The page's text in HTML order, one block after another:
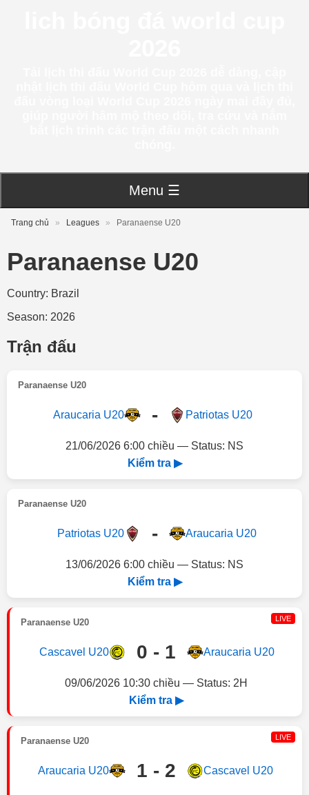
Menu ☰
Trang chủ » Leagues » Paranaense U20
Paranaense U20
Country: Brazil
Season: 2026
Trận đấu
Paranaense U20
Araucaria U20 - Patriotas U20
21/06/2026 6:00 chiều — Status: NS
Kiểm tra ▶
Paranaense U20
Patriotas U20 - Araucaria U20
13/06/2026 6:00 chiều — Status: NS
Kiểm tra ▶
Paranaense U20 LIVE
Cascavel U20 0 - 1 Araucaria U20
09/06/2026 10:30 chiều — Status: 2H
Kiểm tra ▶
Paranaense U20 LIVE
Araucaria U20 1 - 2 Cascavel U20